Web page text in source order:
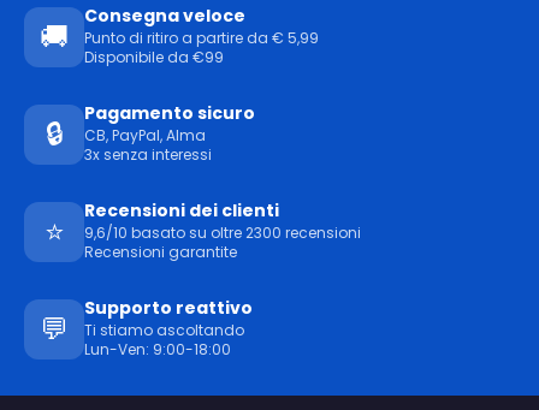
🚚
Consegna veloce
Punto di ritiro a partire da € 5,99
Disponibile da €99
🔒
Pagamento sicuro
CB, PayPal, Alma
3x senza interessi
⭐
Recensioni dei clienti
9,6/10 basato su oltre 2300 recensioni
Recensioni garantite
💬
Supporto reattivo
Ti stiamo ascoltando
Lun-Ven: 9:00-18:00